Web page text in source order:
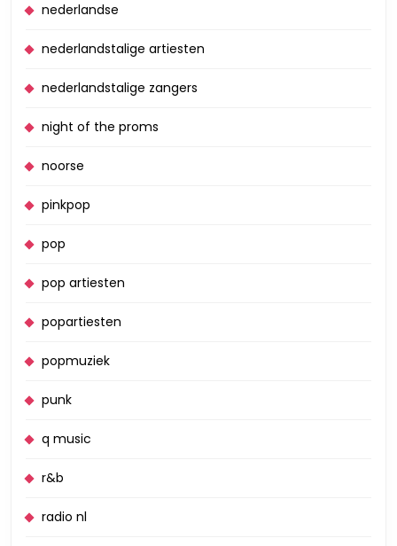
nederlandse
nederlandstalige artiesten
nederlandstalige zangers
night of the proms
noorse
pinkpop
pop
pop artiesten
popartiesten
popmuziek
punk
q music
r&b
radio nl